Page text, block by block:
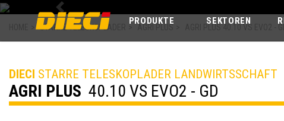
PRODUKTE SEKTOREN
Previous
STARRE TELESKOPLADER
DIECI STARRE TELESKOPLADER LANDWIRTSSCHAFT
AGRI PLUS 40.10 VS EVO2 - GD